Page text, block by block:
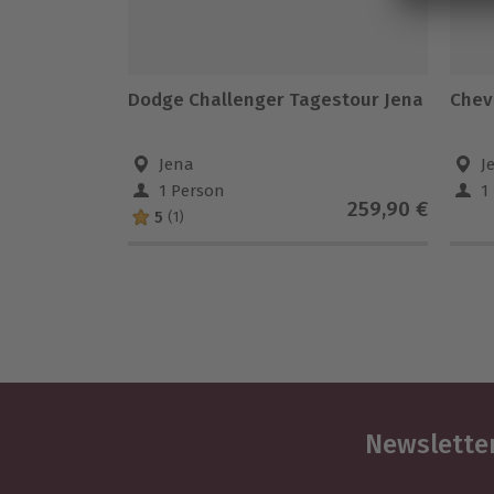
Dodge Challenger Tagestour Jena
Jena
1 Person
5 (1) 259,90 €
1